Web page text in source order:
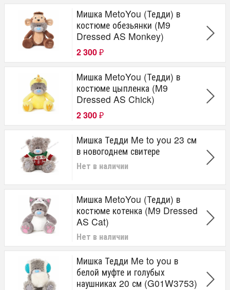
Мишка MetoYou (Тедди) в
костюме обезьянки (M9
Dressed AS Monkey)
2 300 ₽
Мишка MetoYou (Тедди) в
костюме цыпленка (M9
Dressed AS Chick)
2 300 ₽
Мишка Тедди Me to you 23 см
в новогоднем свитере
Нет в наличии
Мишка MetoYou (Тедди) в
костюме котенка (M9 Dressed
AS Cat)
Нет в наличии
Мишка Тедди Me to you в
белой муфте и голубых
наушниках 20 см (G01W3753)